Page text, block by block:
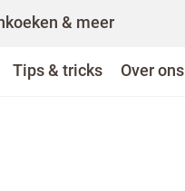
& meer
Tips & tricks Over ons